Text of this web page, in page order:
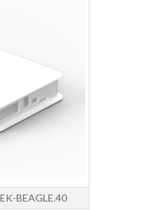
BEAGLE.40